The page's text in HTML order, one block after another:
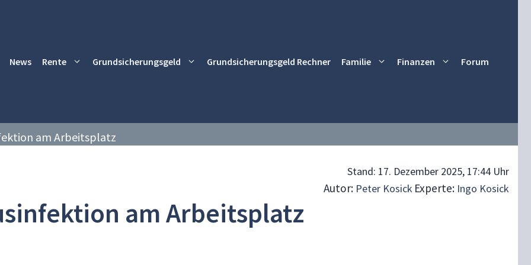
News Rente Grundsicherungsgeld Grundsicherungsgeld Rechner Familie Finanzen Forum
am Arbeitsplatz
Stand: 17. Dezember 2025, 17:44 Uhr
Autor: Peter Kosick Experte: Ingo Kosick
am Arbeitsplatz